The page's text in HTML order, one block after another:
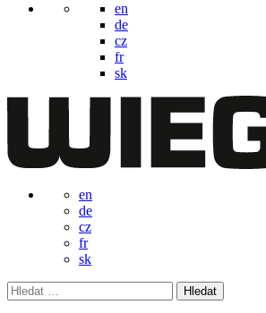
en
de
cz
fr
sk
en
de
cz
fr
sk
Vyhledávání